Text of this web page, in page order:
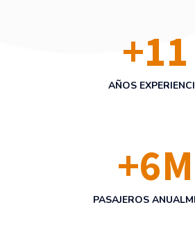
+11
AÑOS
+6M
PASAJEROS